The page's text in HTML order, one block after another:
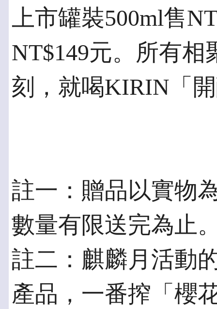
上市罐裝500ml售
NT$149元。所有
刻，就喝KIRIN「
註一：贈品以實物
數量有限送完為止
註二：麒麟月活動
產品，一番搾「櫻